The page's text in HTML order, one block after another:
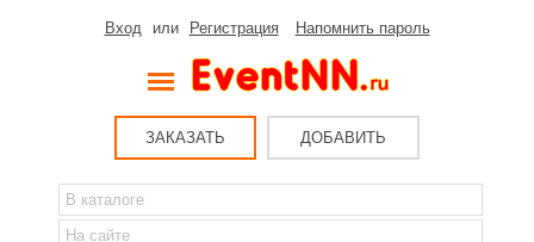
Вход или Регистрация Напомнить пароль
ЗАКАЗАТЬ ДОБАВИТЬ